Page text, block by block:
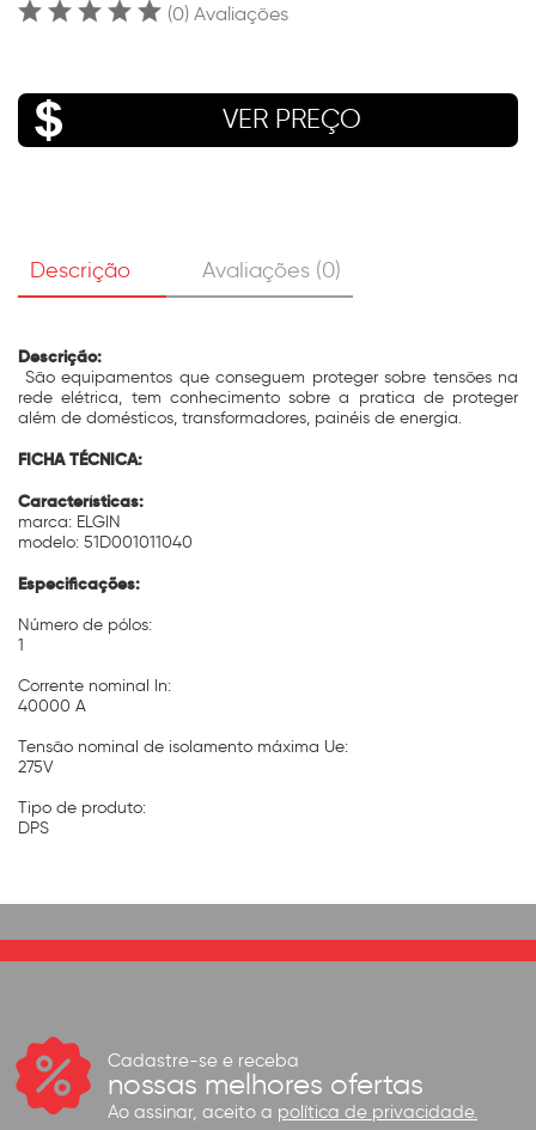
(0) Avaliações
VER PREÇO
Descrição Avaliações (0)
Descrição:
São equipamentos que conseguem proteger sobre tensões na
rede elétrica, tem conhecimento sobre a pratica de proteger
além de domésticos, transformadores, painéis de energia.
FICHA TÉCNICA:
Características:
marca: ELGIN
modelo: 51D001011040
Especificações:
Número de pólos:
1
Corrente nominal In:
40000 A
Tensão nominal de isolamento máxima Ue:
275V
Tipo de produto:
DPS
Cadastre-se e receba
nossas melhores ofertas
Ao assinar, aceito a política de privacidade.